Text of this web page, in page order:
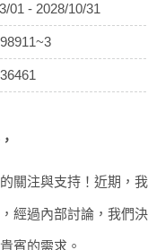
01 - 2028/10/31
關注與支持！近期，
經過內部討論，我們
賓的需求。